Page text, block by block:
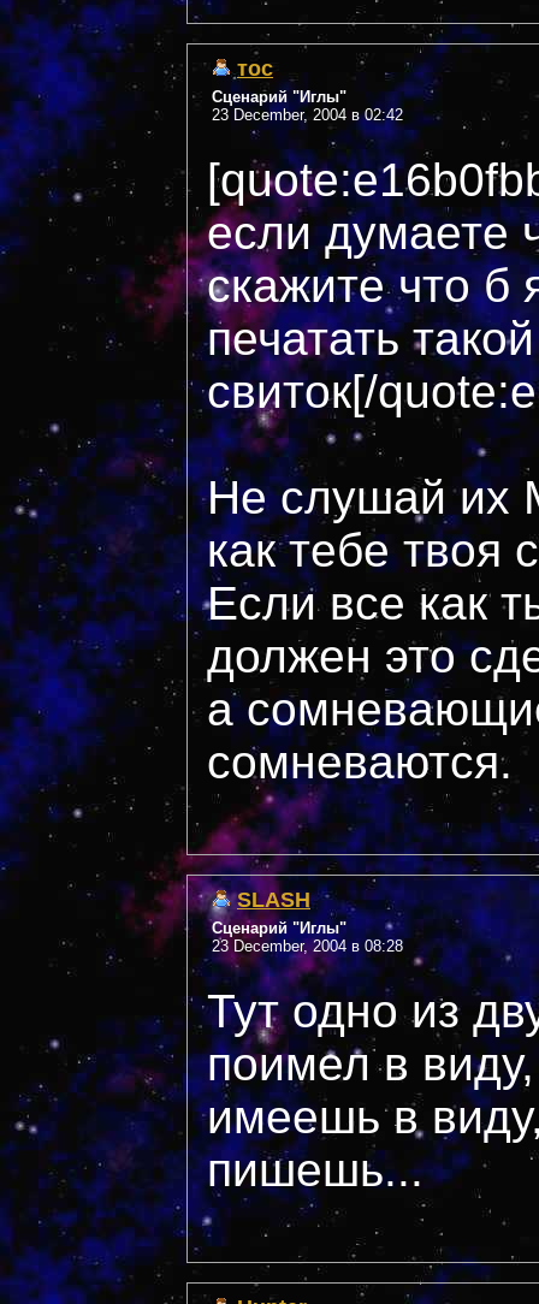
тос
Сценарий "Иглы"
23 December, 2004 в 02:42
если думаете
скажите что б
печатать такой
свиток[/
Не слушай их
как тебе твоя
Если все как
должен это
а
сомневаются.
SLASH
Сценарий "Иглы"
23 December, 2004 в 08:28
Тут одно из
поимел в
имеешь в
пишешь...